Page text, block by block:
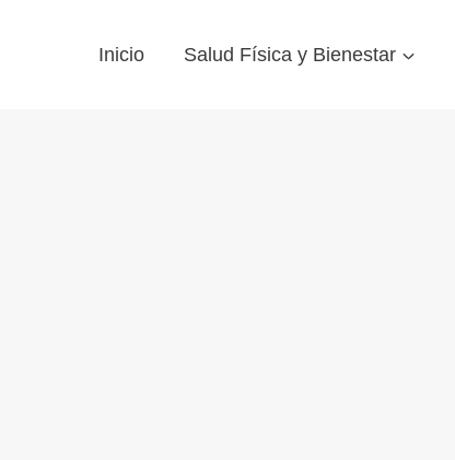
Inicio Salud Física y Bienestar